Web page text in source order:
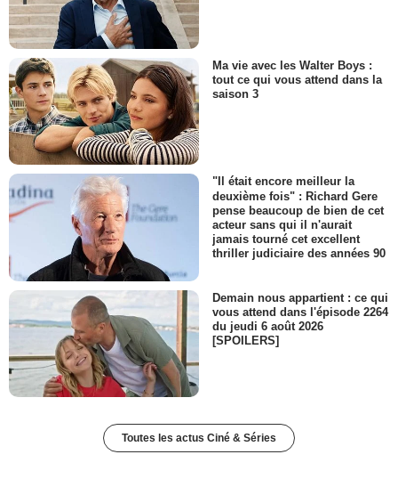
Ma vie avec les Walter Boys :
tout ce qui vous attend dans la
saison 3
"Il était encore meilleur la
deuxième fois" : Richard Gere
pense beaucoup de bien de cet
acteur sans qui il n'aurait
jamais tourné cet excellent
thriller judiciaire des années 90
Demain nous appartient : ce qui
vous attend dans l'épisode 2264
du jeudi 6 août 2026
[SPOILERS]
Toutes les actus Ciné & Séries